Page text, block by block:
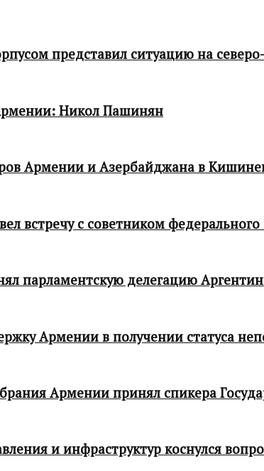
представил ситуацию на
Никол Пашинян
Армении и Азербайджана в
встречу с советником
парламентскую делегацию
Армении в получении статуса
Армении принял спикера
и инфраструктур коснулся